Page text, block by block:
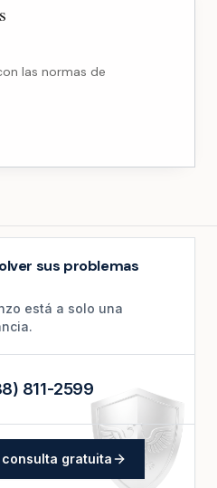
las normas de
sus problemas
está a solo una
811-2599
gratuita